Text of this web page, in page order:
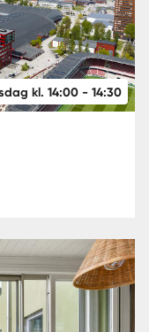
kl. 14:00 - 14:30